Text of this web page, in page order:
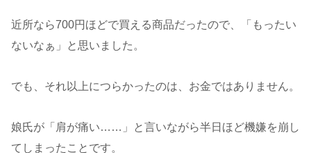
近所なら700円ほどで買える商品だったので、「もったい
ないなぁ」と思いました。
でも、それ以上につらかったのは、お金ではありません。
娘氏が「肩が痛い……」と言いながら半日ほど機嫌を崩し
てしまったことです。